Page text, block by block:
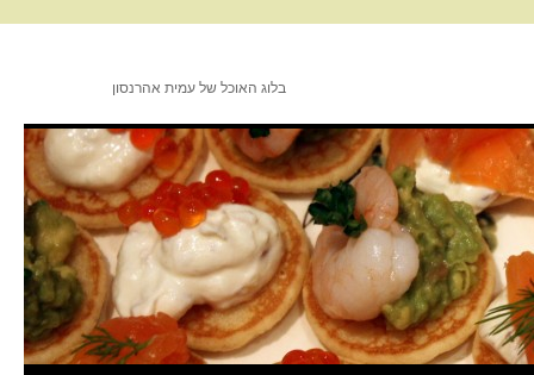
בלוג האוכל של עמית אהרנסון